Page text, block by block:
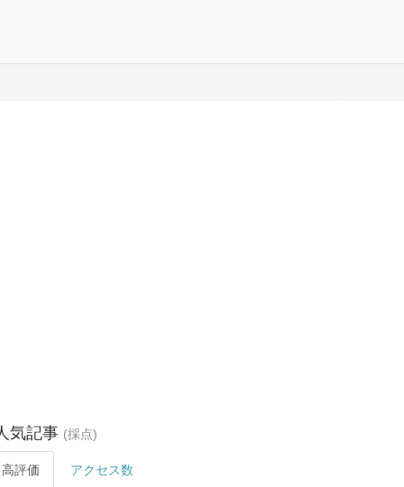
気記事 (採点)
高評価 アクセス数